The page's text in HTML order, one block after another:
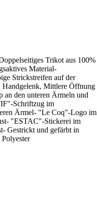
Trikot aus 100%
Material-
Strickstreifen auf der
Handgelenk, Mittlere Öffnung
an den unteren Ärmeln und
Schriftzug im
Ärmel- "Le Coq"-Logo im
"ESTAC"-Stickerei im
Gestrickt und gefärbt in